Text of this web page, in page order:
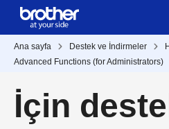
Ana sayfa Destek ve İndirmeler
Advanced Functions (for Administrators)
İçin